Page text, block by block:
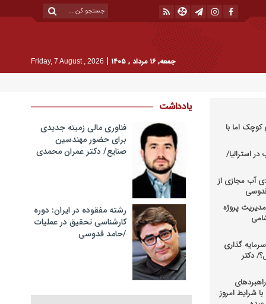
جمعه, ۱۶ مرداد , ۱۴۰۵ |
Friday, 7 August , 2026
اما با
استرالیا/
آب مجازی از
پروژه
گذاری
دکتر
شرایط امروز
یادداشت
فناوری مالی زمینه جدیدی
برای حضور مهندسین
صنایع/ دکتر عمران محمدی
رشته مفقوده در ایران: دوره
کارشناسی تحقیق در عملیات
/حامد قدوسی